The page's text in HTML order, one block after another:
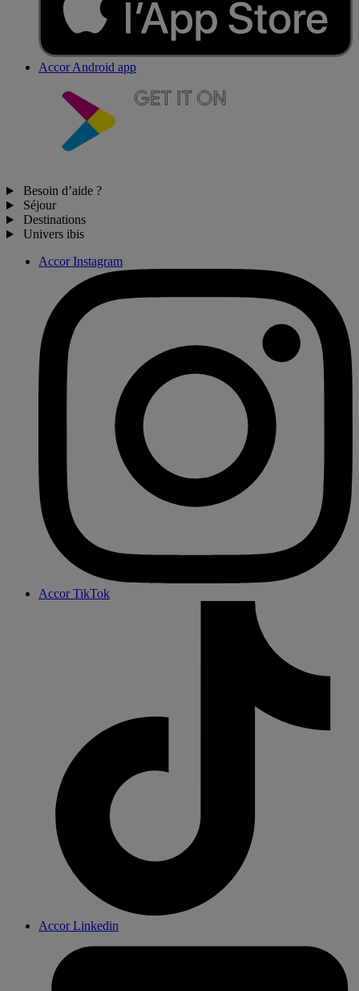
Accor Android app
Besoin d’aide ?
Séjour
Destinations
Univers ibis
Accor Instagram
Accor TikTok
Accor Linkedin